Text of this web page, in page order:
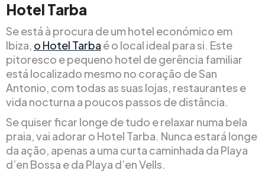
Hotel Tarba
Se está à procura de um hotel económico em
Ibiza, o Hotel Tarba é o local ideal para si. Este
pitoresco e pequeno hotel de gerência familiar
está localizado mesmo no coração de San
Antonio, com todas as suas lojas, restaurantes e
vida nocturna a poucos passos de distância.
Se quiser ficar longe de tudo e relaxar numa bela
praia, vai adorar o Hotel Tarba. Nunca estará longe
da ação, apenas a uma curta caminhada da Playa
d’en Bossa e da Playa d’en Vells.